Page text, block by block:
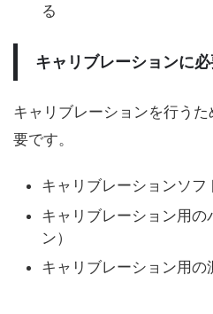
る
キャリブレーションに
キャリブレーションを行う
要です。
キャリブレーションソフ
キャリブレーション用
ン）
キャリブレーション用の